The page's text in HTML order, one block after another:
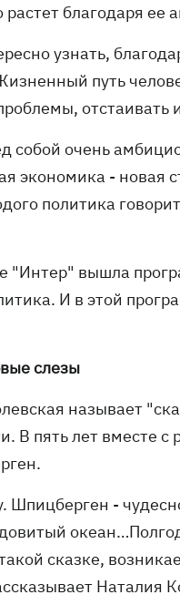
благодаря ее
узнать,
путь
собой очень
экономика - новая
политика
"Интер" вышла
И в этой
слезы
называет
В пять лет вместе
Шпицберген -
сказке,
Наталия